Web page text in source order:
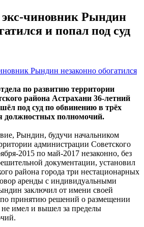
экс-чиновник Рындин
и попал под суд
по развитию территории
района Астрахани 36-летний
под суд по обвинению в трёх
должностных полномочий.
Рындин, будучи начальником
администрации Советского
2015 по май-2017 незаконно, без
документации, установил
района города три нестационарных
аренды с индивидуальными
заключил от имени своей
принятию решений о размещении
имел и вышел за пределы